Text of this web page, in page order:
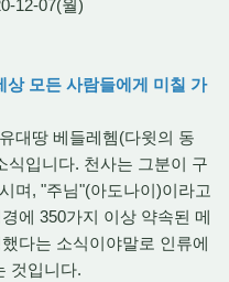
12-07(월)
상 모든 사람들에게 미칠 가
대땅 베들레헴(다윗의 동
식입니다. 천사는 그분이 구
며, "주님"(아도나이)이라고
에 350가지 이상 약속된 메
다는 소식이야말로 인류에
것입니다.